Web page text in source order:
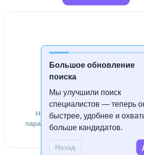
Большое обновление
поиска
Мы улучшили поиск
специалистов — теперь
быстрее, удобнее и
больше кандидатов.
Назад
Специалисты не
Не удалось найти специалистов
параметрам. Попробуйте изменить